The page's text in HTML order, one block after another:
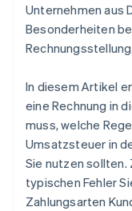
Unternehmen aus
Besonderheiten
Rechnungsstellung.
In diesem Artikel
eine Rechnung in
muss, welche
Umsatzsteuer in
Sie nutzen sollten.
typischen Fehler
Zahlungsarten